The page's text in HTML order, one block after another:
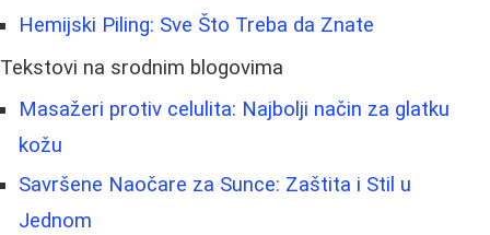
Hemijski Piling: Sve Što Treba da Znate
Tekstovi na srodnim blogovima
Masažeri protiv celulita: Najbolji način za glatku
kožu
Savršene Naočare za Sunce: Zaštita i Stil u
Jednom